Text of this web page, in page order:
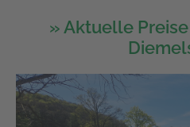
» Aktuelle